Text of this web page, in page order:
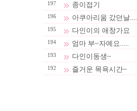
197 종이접기
196 아쿠아리움 갔던날....
195 다인이의 애창가요
194 엄마 부~자예요.....
193 다인이동생~
192 즐거운 목욕시간~